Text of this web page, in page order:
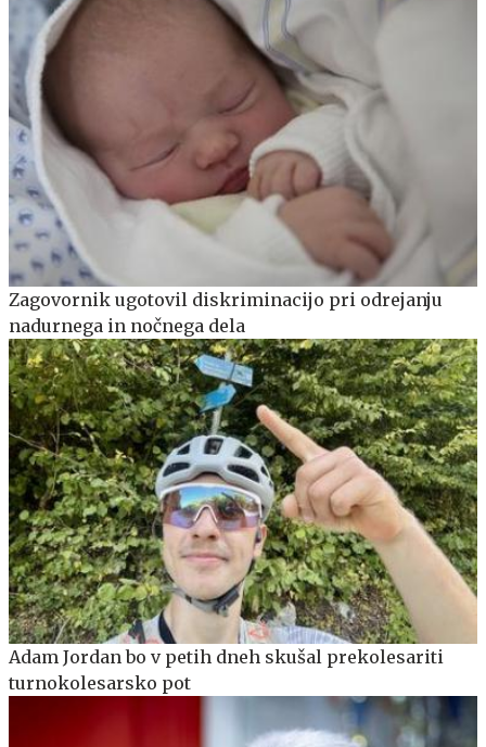
Zagovornik ugotovil diskriminacijo pri odrejanju
nadurnega in nočnega dela
Adam Jordan bo v petih dneh skušal prekolesariti
turnokolesarsko pot